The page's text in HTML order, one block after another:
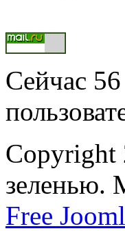
Сейчас
Copyright
зеленью.
Free